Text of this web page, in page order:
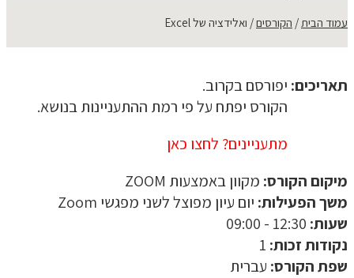
עמוד הבית הקורסים ואלידציה של Excel
תאריכים: יפורסם בקרוב.
הקורס יפתח על פי רמת ההתעניינות בנושא.
מתעניינים? לחצו כאן
שם:
מיקום הקורס: מקוון באמצעות ZOOM
משך הפעילות: יום עיון מפוצל לשני מפגשי Zoom
שעות: 12:30 - 09:00
נקודות זכות: 1
שפת הקורס: עברית